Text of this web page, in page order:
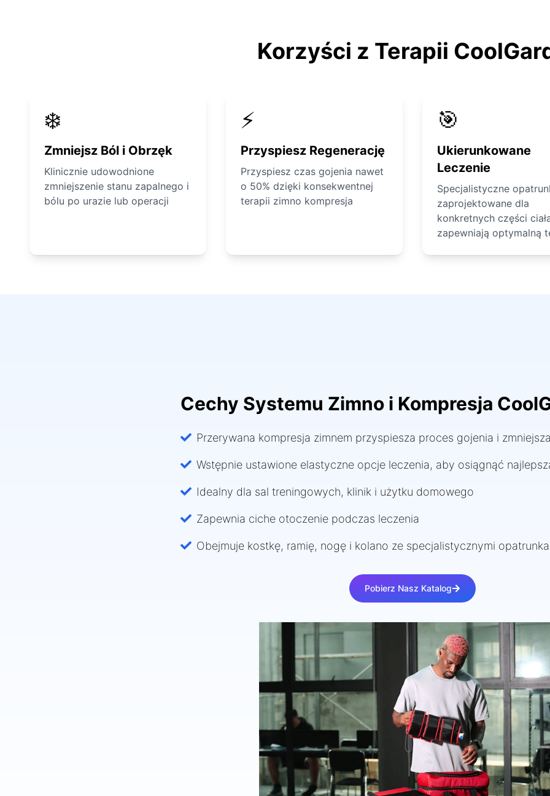
Korzyści z Terapii
❄️
Zmniejsz Ból i Obrzęk
Klinicznie udowodnione
zmniejszenie stanu zapalnego i
bólu po urazie lub operacji
⚡
Przyspiesz Regenerację
Przyspiesz czas gojenia nawet
o 50% dzięki konsekwentnej
terapii zimno kompresja
🎯
Ukierunkowane
Leczenie
Specjalistyczne
zaprojektowane dla
konkretnych części
zapewniają optymalną
Cechy Systemu Zimno i Kompresja
Przerywana kompresja zimnem przyspiesza proces gojenia i
Wstępnie ustawione elastyczne opcje leczenia, aby osiągnąć
Idealny dla sal treningowych, klinik i użytku domowego
Zapewnia ciche otoczenie podczas leczenia
Obejmuje kostkę, ramię, nogę i kolano ze specjalistycznymi
Pobierz Nasz Katalog